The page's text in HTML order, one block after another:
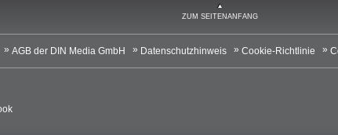
ZUM SEITENANFANG
AGB der DIN Media GmbH Datenschutzhinweis Cookie-Richtlinie